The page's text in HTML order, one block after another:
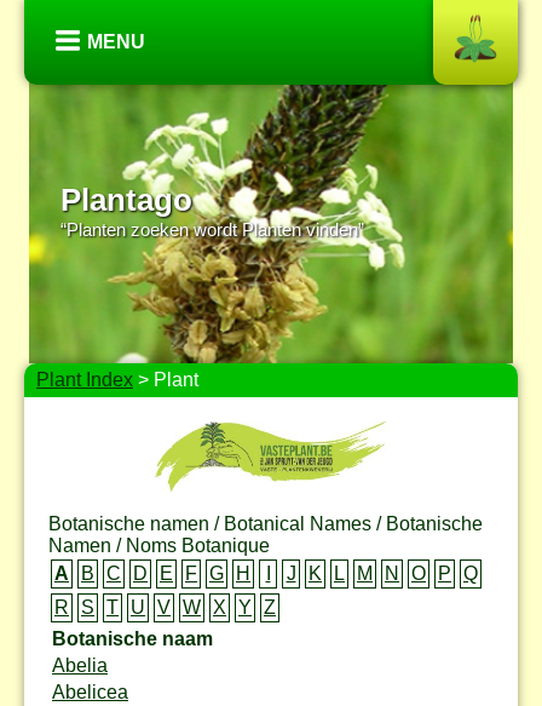
MENU
Plantago
“Planten zoeken wordt Planten vinden”
Plant Index > Plant
Botanische namen / Botanical Names / Botanische
Namen / Noms Botanique
A
B C D E F G H J K L M N O P
Q
R
S T U V W X Y
Z
Botanische naam
Abelia
Abelicea